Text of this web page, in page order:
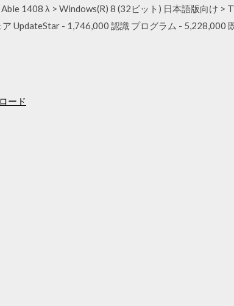
1408 λ > Windows(R) 8 (32ビット) 日本語版向け >
UpdateStar - 1,746,000 認識 プログラム - 5,228,000
ード